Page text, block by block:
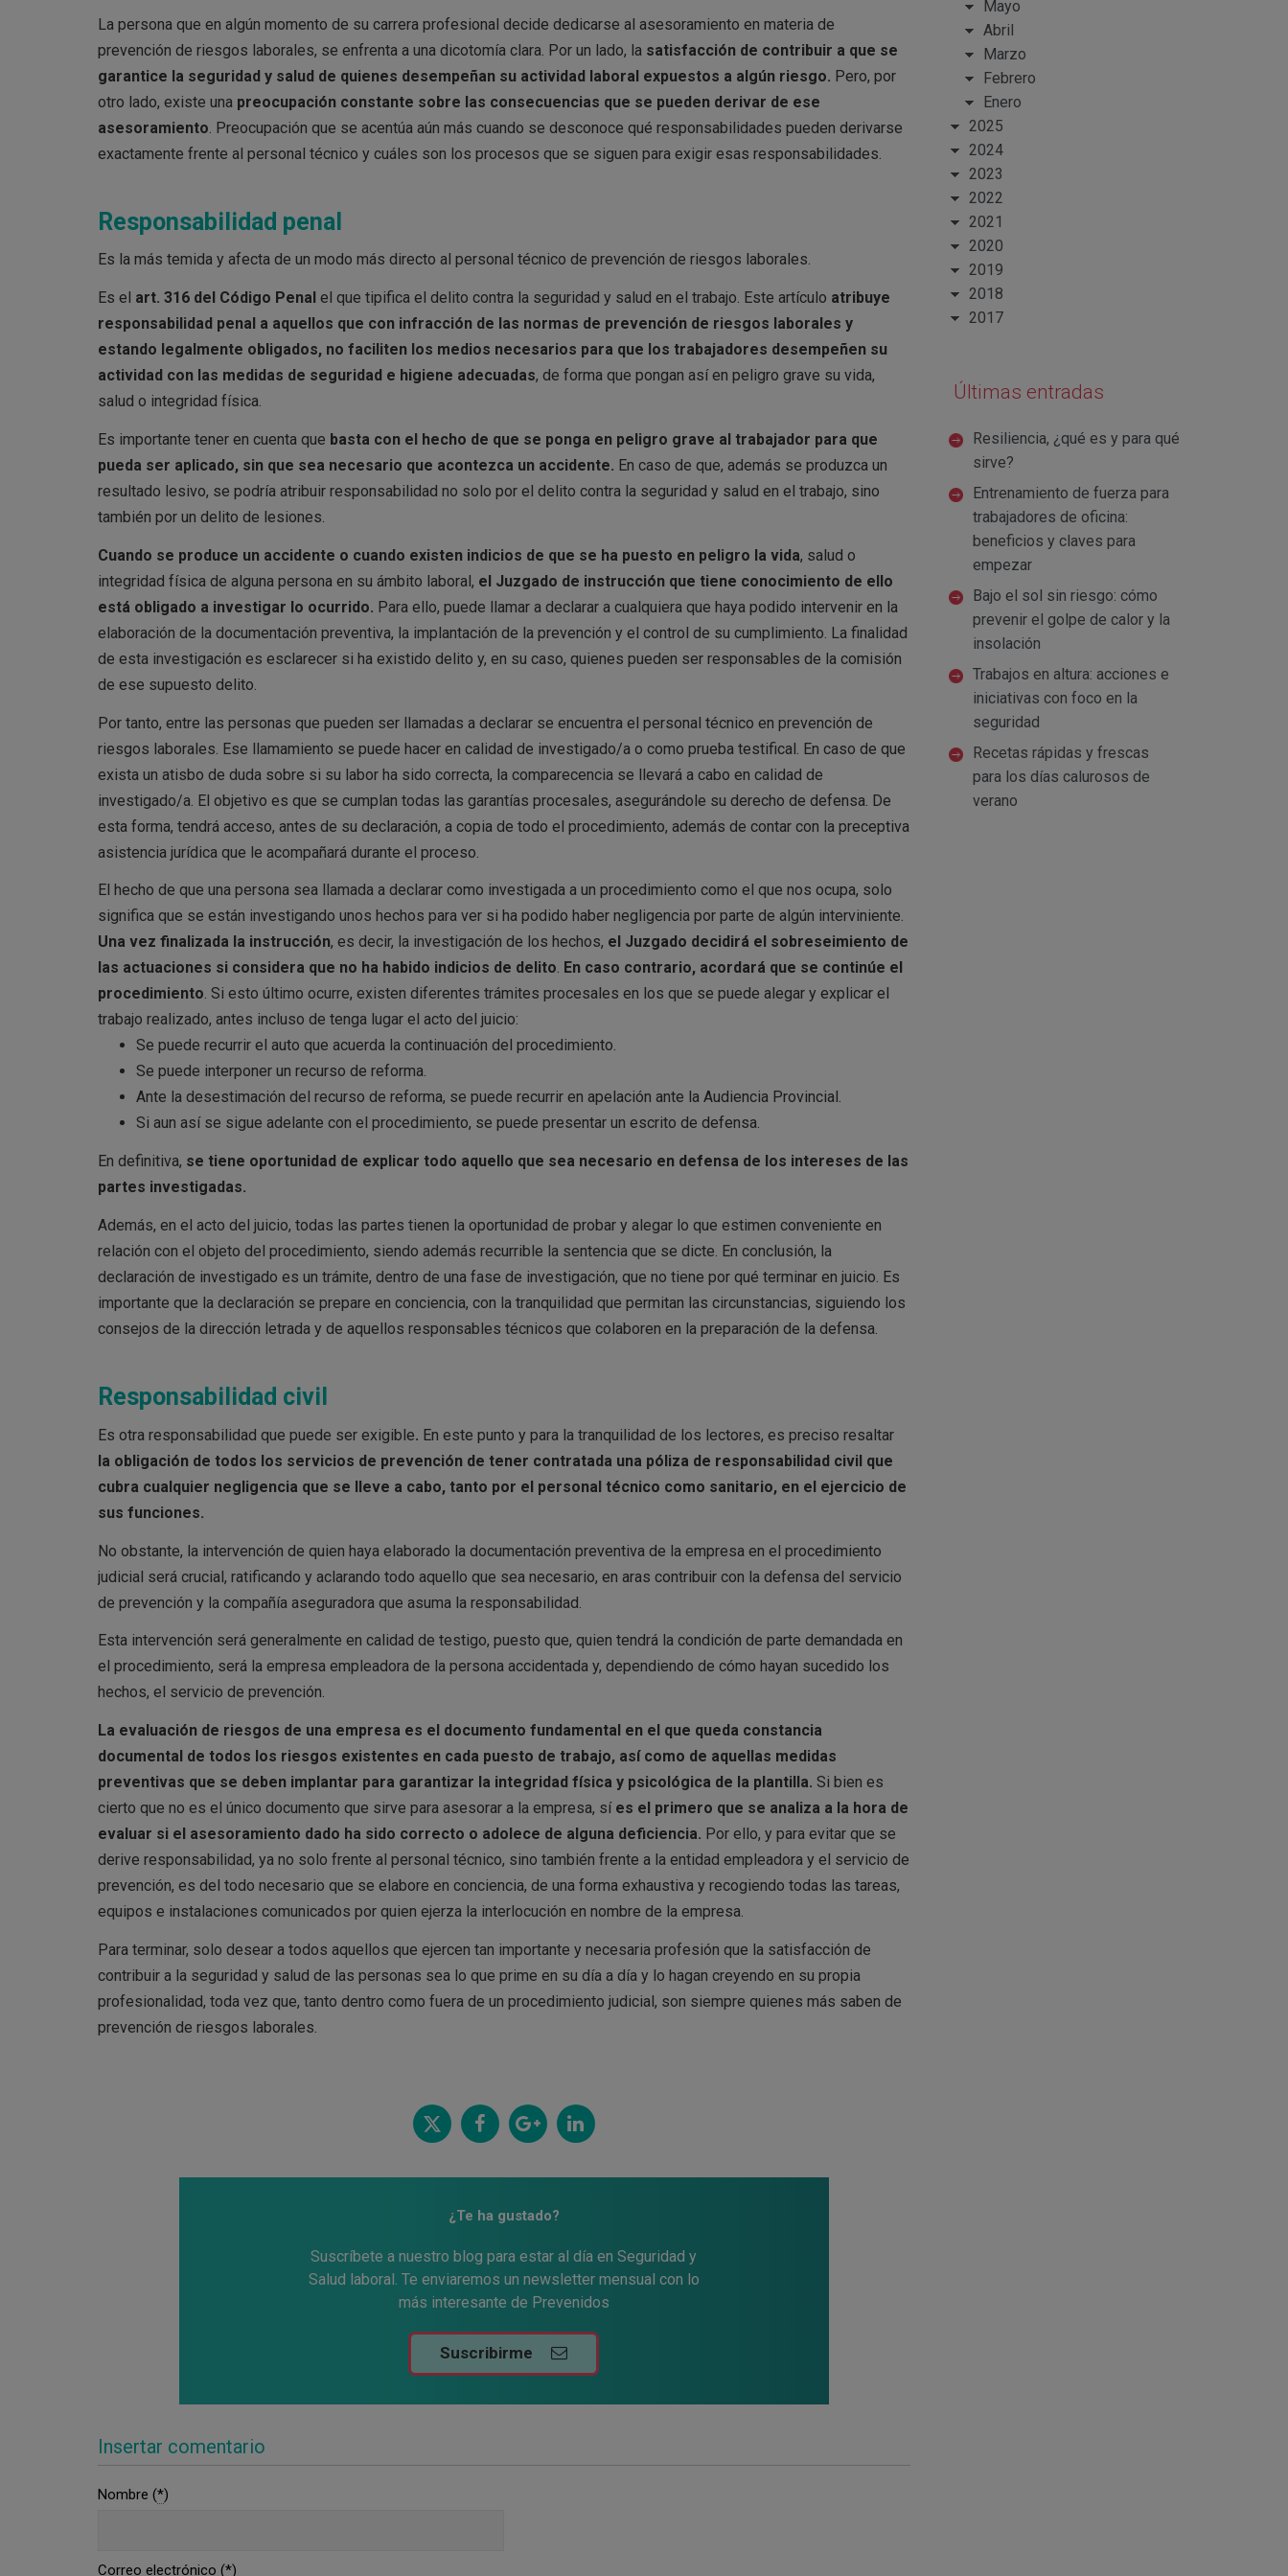
La persona que en algún momento de su carrera profesional decide dedicarse al asesoramiento en materia de
prevención de riesgos laborales, se enfrenta a una dicotomía clara. Por un lado, la satisfacción de contribuir a que se
garantice la seguridad y salud de quienes desempeñan su actividad laboral expuestos a algún riesgo. Pero, por
otro lado, existe una preocupación constante sobre las consecuencias que se pueden derivar de ese
asesoramiento . Preocupación que se acentúa aún más cuando se desconoce qué responsabilidades pueden derivarse
exactamente frente al personal técnico y cuáles son los procesos que se siguen para exigir esas responsabilidades.
Responsabilidad penal
Es la más temida y afecta de un modo más directo al personal técnico de prevención de riesgos laborales.
Es el art. 316 del Código Penal el que tipifica el delito contra la seguridad y salud en el trabajo. Este artículo atribuye
responsabilidad penal a aquellos que con infracción de las normas de prevención de riesgos laborales y
estando legalmente obligados, no faciliten los medios necesarios para que los trabajadores desempeñen su
actividad con las medidas de seguridad e higiene adecuadas, de forma que pongan así en peligro grave su vida,
salud o integridad física.
Es importante tener en cuenta que basta con el hecho de que se ponga en peligro grave al trabajador para que
pueda ser aplicado, sin que sea necesario que acontezca un accidente. En caso de que, además se produzca un
resultado lesivo, se podría atribuir responsabilidad no solo por el delito contra la seguridad y salud en el trabajo, sino
también por un delito de lesiones.
Cuando se produce un accidente o cuando existen indicios de que se ha puesto en peligro la vida, salud o
integridad física de alguna persona en su ámbito laboral, el Juzgado de instrucción que tiene conocimiento de ello
está obligado a investigar lo ocurrido. Para ello, puede llamar a declarar a cualquiera que haya podido intervenir en la
elaboración de la documentación preventiva, la implantación de la prevención y el control de su cumplimiento. La finalidad
de esta investigación es esclarecer si ha existido delito y, en su caso, quienes pueden ser responsables de la comisión
de ese supuesto delito.
Por tanto, entre las personas que pueden ser llamadas a declarar se encuentra el personal técnico en prevención de
riesgos laborales. Ese llamamiento se puede hacer en calidad de investigado/a o como prueba testifical. En caso de que
exista un atisbo de duda sobre si su labor ha sido correcta, la comparecencia se llevará a cabo en calidad de
investigado/a. El objetivo es que se cumplan todas las garantías procesales, asegurándole su derecho de defensa. De
esta forma, tendrá acceso, antes de su declaración, a copia de todo el procedimiento, además de contar con la preceptiva
asistencia jurídica que le acompañará durante el proceso.
El hecho de que una persona sea llamada a declarar como investigada a un procedimiento como el que nos ocupa, solo
significa que se están investigando unos hechos para ver si ha podido haber negligencia por parte de algún interviniente.
Una vez finalizada la instrucción, es decir, la investigación de los hechos, el Juzgado decidirá el sobreseimiento de
las actuaciones si considera que no ha habido indicios de delito. En caso contrario, acordará que se continúe el
procedimiento. Si esto último ocurre, existen diferentes trámites procesales en los que se puede alegar y explicar el
trabajo realizado, antes incluso de tenga lugar el acto del juicio:
Se puede recurrir el auto que acuerda la continuación del procedimiento.
Se puede interponer un recurso de reforma.
Ante la desestimación del recurso de reforma, se puede recurrir en apelación ante la Audiencia Provincial.
Si aun así se sigue adelante con el procedimiento, se puede presentar un escrito de defensa.
En definitiva, se tiene oportunidad de explicar todo aquello que sea necesario en defensa de los intereses de las
partes investigadas.
Además, en el acto del juicio, todas las partes tienen la oportunidad de probar y alegar lo que estimen conveniente en
relación con el objeto del procedimiento, siendo además recurrible la sentencia que se dicte. En conclusión, la
declaración de investigado es un trámite, dentro de una fase de investigación, que no tiene por qué terminar en juicio. Es
importante que la declaración se prepare en conciencia, con la tranquilidad que permitan las circunstancias, siguiendo los
consejos de la dirección letrada y de aquellos responsables técnicos que colaboren en la preparación de la defensa.
Responsabilidad civil
Es otra responsabilidad que puede ser exigible. En este punto y para la tranquilidad de los lectores, es preciso resaltar
la obligación de todos los servicios de prevención de tener contratada una póliza de responsabilidad civil que
cubra cualquier negligencia que se lleve a cabo, tanto por el personal técnico como sanitario, en el ejercicio de
sus funciones.
No obstante, la intervención de quien haya elaborado la documentación preventiva de la empresa en el procedimiento
judicial será crucial, ratificando y aclarando todo aquello que sea necesario, en aras contribuir con la defensa del servicio
de prevención y la compañía aseguradora que asuma la responsabilidad.
Esta intervención será generalmente en calidad de testigo, puesto que, quien tendrá la condición de parte demandada en
el procedimiento, será la empresa empleadora de la persona accidentada y, dependiendo de cómo hayan sucedido los
hechos, el servicio de prevención.
La evaluación de riesgos de una empresa es el documento fundamental en el que queda constancia
documental de todos los riesgos existentes en cada puesto de trabajo, así como de aquellas medidas
preventivas que se deben implantar para garantizar la integridad física y psicológica de la plantilla. Si bien es
cierto que no es el único documento que sirve para asesorar a la empresa, sí es el primero que se analiza a la hora de
evaluar si el asesoramiento dado ha sido correcto o adolece de alguna deficiencia. Por ello, y para evitar que se
derive responsabilidad, ya no solo frente al personal técnico, sino también frente a la entidad empleadora y el servicio de
prevención, es del todo necesario que se elabore en conciencia, de una forma exhaustiva y recogiendo todas las tareas,
equipos e instalaciones comunicados por quien ejerza la interlocución en nombre de la empresa.
Para terminar, solo desear a todos aquellos que ejercen tan importante y necesaria profesión que la satisfacción de
contribuir a la seguridad y salud de las personas sea lo que prime en su día a día y lo hagan creyendo en su propia
profesionalidad, toda vez que, tanto dentro como fuera de un procedimiento judicial, son siempre quienes más saben de
prevención de riesgos laborales.
¿Te ha gustado?
Suscríbete a nuestro blog para estar al día en Seguridad y
Salud laboral. Te enviaremos un newsletter mensual con lo
más interesante de Prevenidos
Suscribirme
Insertar comentario
Nombre (*)
Correo electrónico (*)
Mayo
Abril
Marzo
Febrero
Enero
2025
2024
2023
2022
2021
2020
2019
2018
2017
Últimas entradas
Resiliencia, ¿qué es y para qué
sirve?
Entrenamiento de fuerza para
trabajadores de oficina:
beneficios y claves para
empezar
Bajo el sol sin riesgo: cómo
prevenir el golpe de calor y la
insolación
Trabajos en altura: acciones e
iniciativas con foco en la
seguridad
Recetas rápidas y frescas
para los días calurosos de
verano